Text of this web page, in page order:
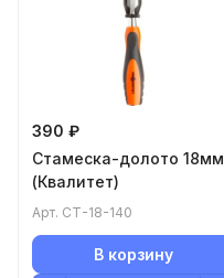
390 ₽
Стамеска-долото 18мм
(Квалитет)
Арт. СТ-18-140
В корзину